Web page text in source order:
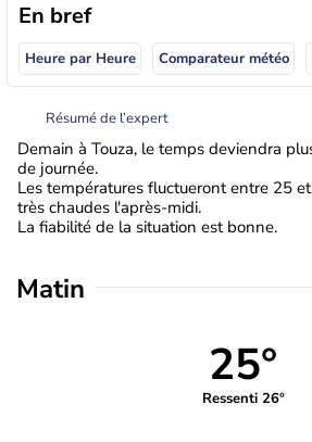
En bref
Heure par Heure Comparateur météo
Résumé de l’expert
Demain à Touza, le temps deviendra
de journée.
Les températures fluctueront entre 25
très chaudes l'après-midi.
La fiabilité de la situation est bonne.
Matin
25°
Ressenti 26°